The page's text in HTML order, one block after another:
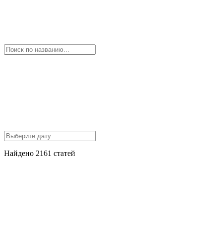
Найдено 2161 статей